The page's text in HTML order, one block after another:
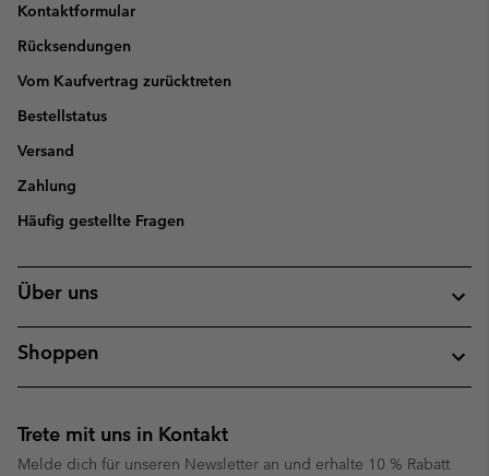
Kontaktformular
Rücksendungen
Vom Kaufvertrag zurücktreten
Bestellstatus
Versand
Zahlung
Häufig gestellte Fragen
Über uns
Shoppen
Trete mit uns in Kontakt
Melde dich für unseren Newsletter an und erhalte 10 % Rabatt